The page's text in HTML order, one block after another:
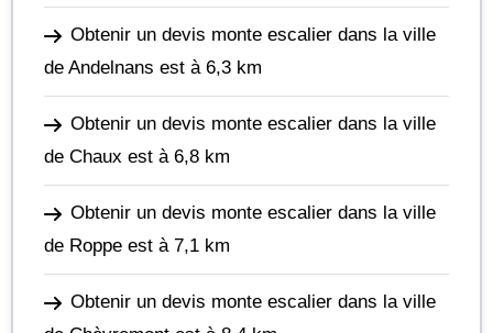
Obtenir un devis monte escalier dans la ville
de Andelnans est à 6,3 km
Obtenir un devis monte escalier dans la ville
de Chaux est à 6,8 km
Obtenir un devis monte escalier dans la ville
de Roppe est à 7,1 km
Obtenir un devis monte escalier dans la ville